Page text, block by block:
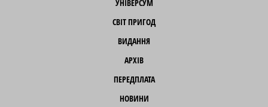
УНІВЕРСУМ
СВІТ ПРИГОД
ВИДАННЯ
АРХІВ
ПЕРЕДПЛАТА
НОВИНИ